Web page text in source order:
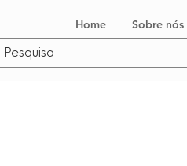
Home Sobre nós